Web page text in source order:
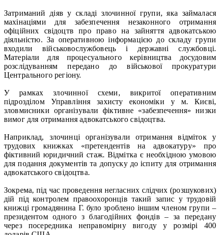
Затриманий діяв у складі злочинної групи, яка займалася
махінаціями для забезпечення незаконного отримання
офіційних свідоцтв про право на зайняття адвокатською
діяльністю. За оперативною інформацією до складу групи
входили військовослужбовець і державні службовці.
Матеріали для процесуального керівництва досудовим
розслідуванням передано до військової прокуратури
Центрального регіону.
У рамках злочинної схеми, викритої оперативним
підрозділом Управління захисту економіки у м. Києві,
зловмисники організували фіктивне «забезпечення» низки
вимог для отримання адвокатського свідоцтва.
Наприклад, злочинці організували отримання відміток у
трудових книжках «претендентів на адвокатуру» про
фіктивний юридичний стаж. Відмітка є необхідною умовою
для подання документів та допуску до іспиту для отримання
адвокатського свідоцтва.
Зокрема, під час проведення негласних слідчих (розшукових)
дій під контролем правоохоронців такий запис у трудовій
книжці громадянина Г. було зроблено іншим членом групи –
президентом одного з благодійних фондів – за передану
через посередника неправомірну вигоду у розмірі 400